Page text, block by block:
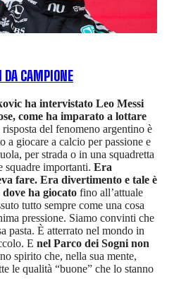
CAMPIONE
ha intervistato Leo Messi
come ha imparato a lottare
del fenomeno argentino è
a giocare a calcio per passione e
per strada o in una squadretta
squadre importanti. Era
fare. Era divertimento e tale è
ha giocato fino all’attuale
tutto sempre come una cosa
pressione. Siamo convinti che
pasta. È atterrato nel mondo in
E nel Parco dei Sogni non
spirito che, nella sua mente,
le qualità “buone” che lo stanno